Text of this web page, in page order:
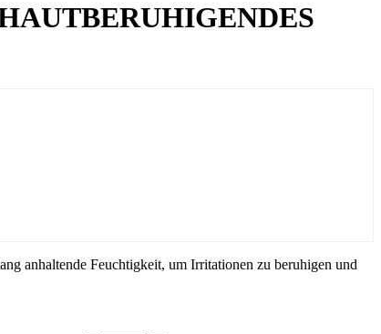
anhaltende Feuchtigkeit, um Irritationen zu beruhigen und